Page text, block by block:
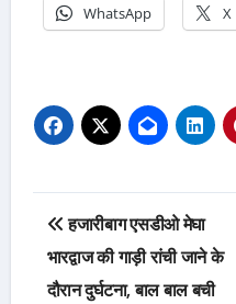
WhatsApp X
Post
navigation
हजारीबाग एसडीओ मेघा
भारद्वाज की गाड़ी रांची जाने के
दौरान दुर्घटना, बाल बाल बची